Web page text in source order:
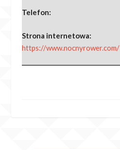
Telefon:
Strona internetowa:
https://www.nocnyrower.com/